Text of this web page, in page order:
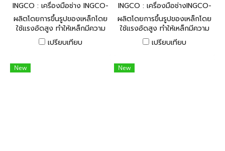
INGCO : เครื่องมือช่าง INGCO-
HCH80816
ผลิตโดยการขึ้นรูปของเหล็กโดย
ใช้แรงอัดสูง ทำให้เหล็กมีความ
แน่น แข็งแรง ทนความร้อน
พร้อมด้ามจับไฟเบอร์ INGCO
เปรียบเทียบ
INGCO : เครื่องมือช่างINGCO-
HCH80808
ผลิตโดยการขึ้นรูปของเหล็กโดย
ใช้แรงอัดสูง ทำให้เหล็กมีความ
แน่น แข็งแรง ทนความร้อน
พร้อมด้ามจับไฟเบอร์ INGCO
เปรียบเทียบ
New New